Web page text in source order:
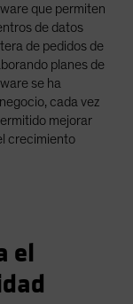
que permiten
de datos
de pedidos de
planes de
se ha
cada vez
mejorar
crecimiento
el